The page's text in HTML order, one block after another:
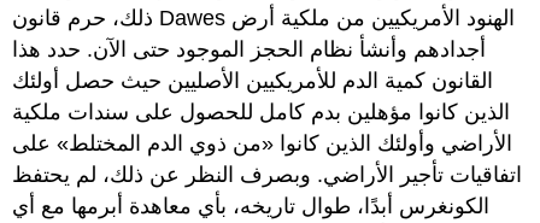
ذلك، حرم قانون Dawes الهنود الأمريكيين من ملكية أرض
أجدادهم وأنشأ نظام الحجز الموجود حتى الآن. حدد هذا
القانون كمية الدم للأمريكيين الأصليين حيث حصل أولئك
الذين كانوا مؤهلين بدم كامل للحصول على سندات ملكية
الأراضي وأولئك الذين كانوا «من ذوي الدم المختلط» على
اتفاقيات تأجير الأراضي. وبصرف النظر عن ذلك، لم يحتفظ
الكونغرس أبدًا، طوال تاريخه، بأي معاهدة أبرمها مع أي